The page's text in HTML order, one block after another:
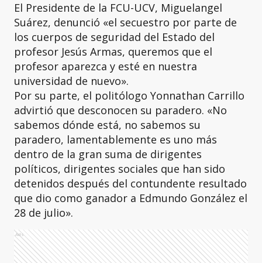
El Presidente de la FCU-UCV, Miguelangel
Suárez, denunció «el secuestro por parte de
los cuerpos de seguridad del Estado del
profesor Jesús Armas, queremos que el
profesor aparezca y esté en nuestra
universidad de nuevo».
Por su parte, el politólogo Yonnathan Carrillo
advirtió que desconocen su paradero. «No
sabemos dónde está, no sabemos su
paradero, lamentablemente es uno más
dentro de la gran suma de dirigentes
políticos, dirigentes sociales que han sido
detenidos después del contundente resultado
que dio como ganador a Edmundo González el
28 de julio».
Ads